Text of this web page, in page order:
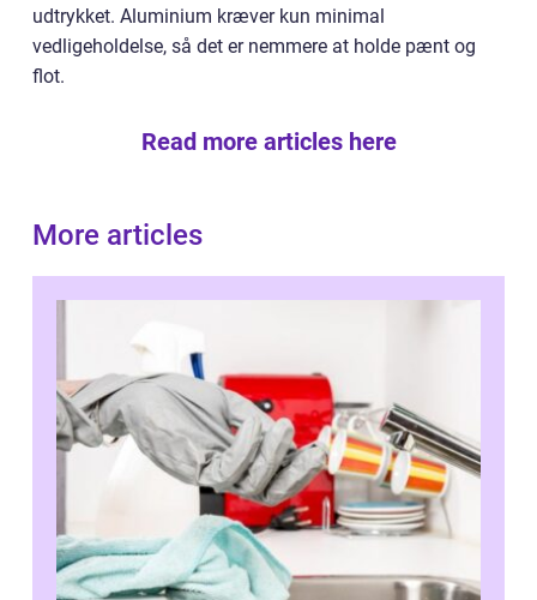
udtrykket. Aluminium kræver kun minimal
vedligeholdelse, så det er nemmere at holde pænt og
flot.
Read more articles here
More articles